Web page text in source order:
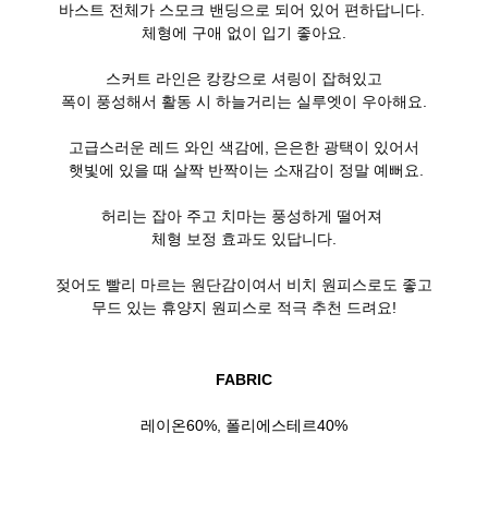
바스트 전체가 스모크 밴딩으로 되어 있어 편하답니다.
체형에 구애 없이 입기 좋아요.
스커트 라인은 캉캉으로 셔링이 잡혀있고
폭이 풍성해서 활동 시 하늘거리는 실루엣이 우아해요.
고급스러운 레드 와인 색감에, 은은한 광택이 있어서
햇빛에 있을 때 살짝 반짝이는 소재감이 정말 예뻐요.
허리는 잡아 주고 치마는 풍성하게 떨어져
체형 보정 효과도 있답니다.
젖어도 빨리 마르는 원단감이여서 비치 원피스로도 좋고
무드 있는 휴양지 원피스로 적극 추천 드려요!
FABRIC
레이온60%, 폴리에스테르40%